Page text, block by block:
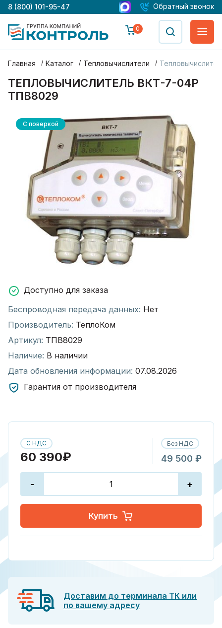
8 (800) 101-95-47 Обратный звонок
0
Главная Каталог Тепловычислители
ТЕПЛОВЫЧИСЛИТЕЛЬ ВКТ-7-04P
ТПВ8029
С поверкой
Доступно для заказа
Беспроводная передача данных: Нет
Производитель: ТеплоКом
Артикул: ТПВ8029
Наличие: В наличии
Дата обновления информации: 07.08.2026
Гарантия от производителя
С НДС
60 390₽
Без НДС
49 500 ₽
- +
Купить
Доставим до терминала ТК или
по вашему адресу